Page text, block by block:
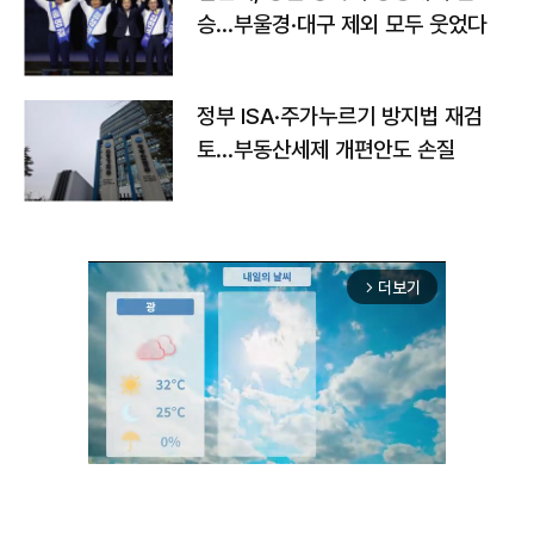
승…부울경·대구 제외 모두 웃었다
정부 ISA·주가누르기 방지법 재검
토…부동산세제 개편안도 손질
arrow_forward_ios 더보기